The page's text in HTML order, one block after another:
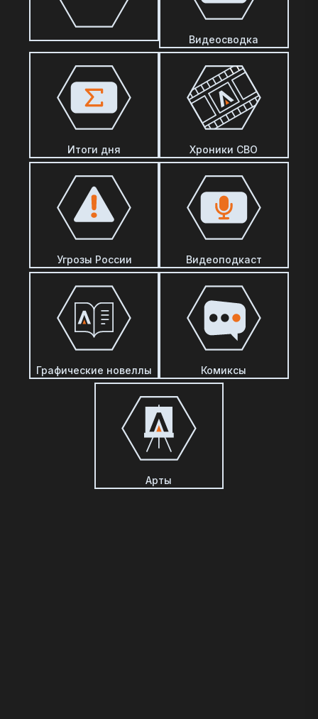
Видеосводка
Итоги дня Хроники СВО
Угрозы России Видеоподкаст
Графические новеллы Комиксы
Арты